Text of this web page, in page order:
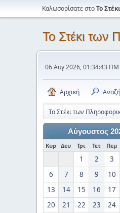
Καλωσορίσατε στοΤο
Το Στέκι των
06 Αυγ 2026, 01:34:43 ΠΜ
Αρχική
Το Στέκι των
Αύγουστος
Κυρ Δευ Τρι Τετ Πεμ
1 2 3
6
7 8 9 10
13
14 15 16 17
20
21 22 23 24